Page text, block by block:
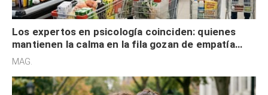
Los expertos en psicología coinciden: quienes
mantienen la calma en la fila gozan de empatía
cognitiva, gratitud y no solo tienen autocontrol
MAG.